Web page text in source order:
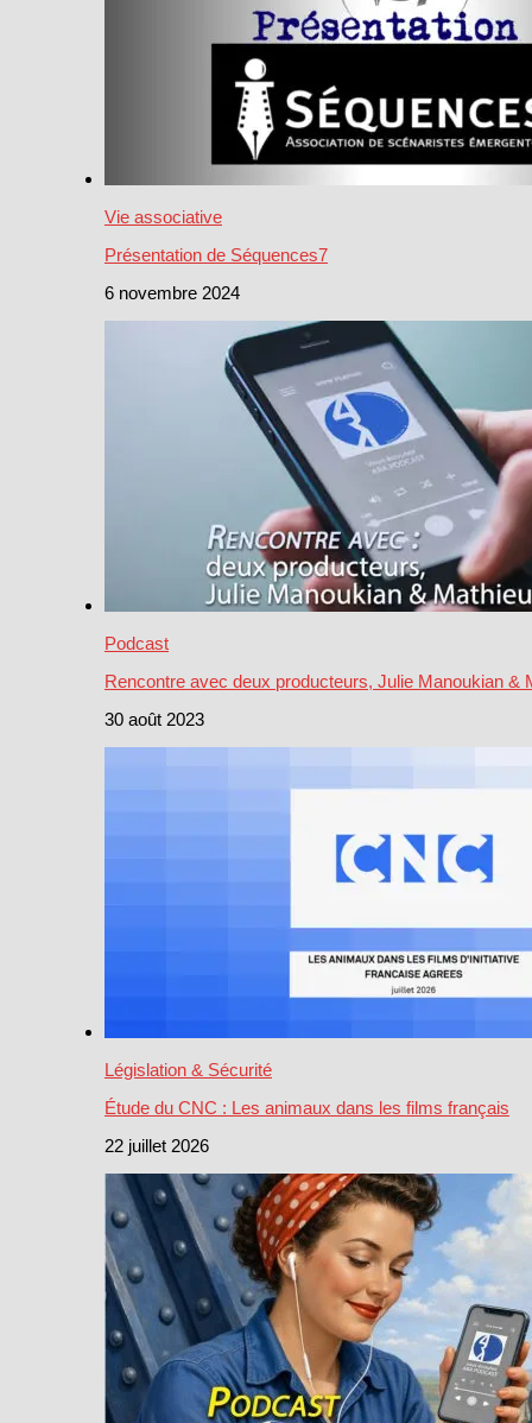
Vie associative
Présentation de Séquences7
6 novembre 2024
Podcast
Rencontre avec deux producteurs, Julie Manoukian &
30 août 2023
Législation & Sécurité
Étude du CNC : Les animaux dans les films français
22 juillet 2026